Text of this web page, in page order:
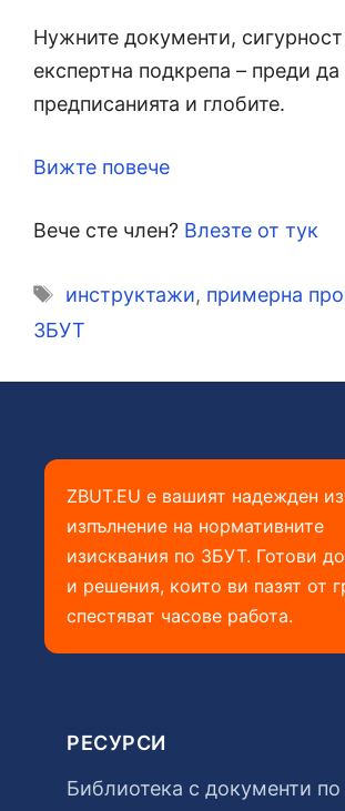
Нужните документи,
експертна подкрепа – преди да
предписанията и глобите.
Вижте повече
Вече сте член? Влезте от тук
Етикети
инструктажи, примерна
ЗБУТ
ZBUT.EU е вашият надежден
изпълнение на нормативните
изисквания по ЗБУТ. Готови
и решения, които ви пазят от
спестяват часове работа.
РЕСУРСИ
Библиотека с документи